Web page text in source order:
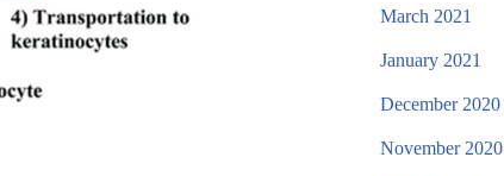
March 2021
January 2021
December 2020
November 2020